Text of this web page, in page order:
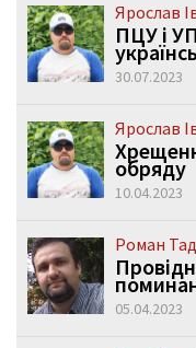
Ярослав
ПЦУ і
30.07.2023
Ярослав
обряду
10.04.2023
Роман
05.04.2023